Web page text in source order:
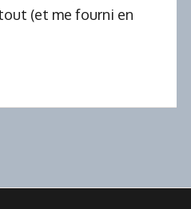
(et me fourni en